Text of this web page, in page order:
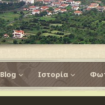
Blog Ιστορία